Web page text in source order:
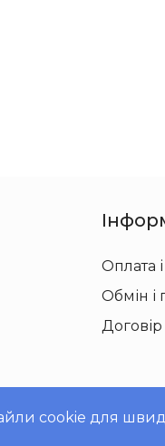
Оплата
Обмін і
cookie для